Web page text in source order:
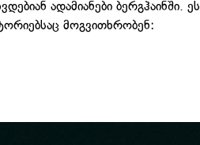
ადამიანები ბერგჰაინში. ეს
მოგვითხრობენ: